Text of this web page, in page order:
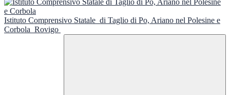
Istituto Comprensivo Statale di Taglio di Po, Ariano nel Polesine e
Corbola Rovigo